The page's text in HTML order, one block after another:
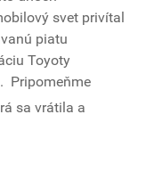
svet privítal
piatu
Toyoty
Pripomeňme
sa vrátila a